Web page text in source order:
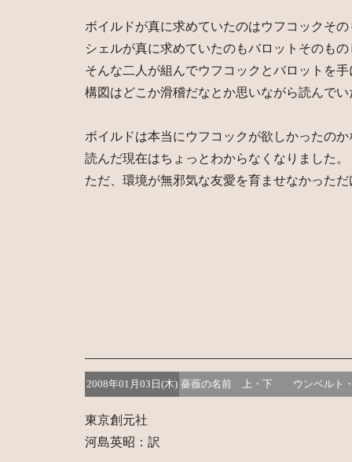
ボイルドが真に求めていたのはウフコックそ
シェルが真に求めていたのもバロットそのも
そんな二人が組んでウフコックとバロットを
構図はどこか滑稽だなとか思いながら読んで
ボイルドは本当にウフコックが欲しかったの
読んだ現在はちょっとわからなくなりました。
ただ、環境が無邪気な友愛を育ませなかった
2008年01月03日(木) 薔薇の名前 上・下 ウンベルト・
東京創元社
河島英昭：訳